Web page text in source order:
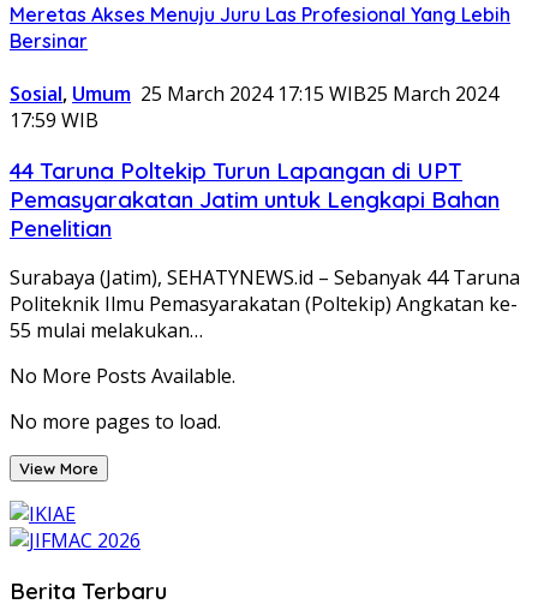
Meretas Akses Menuju Juru Las Profesional Yang Lebih
Bersinar
Sosial, Umum 25 March 2024 17:15 WIB25 March 2024
17:59 WIB
44 Taruna Poltekip Turun Lapangan di UPT
Pemasyarakatan Jatim untuk Lengkapi Bahan
Penelitian
Surabaya (Jatim), SEHATYNEWS.id – Sebanyak 44 Taruna
Politeknik Ilmu Pemasyarakatan (Poltekip) Angkatan ke-
55 mulai melakukan…
No More Posts Available.
No more pages to load.
View More
Berita Terbaru